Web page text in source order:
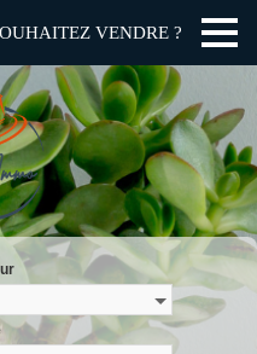
VENDRE ?